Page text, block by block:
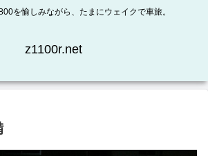
を愉しみながら、たまにウェイクで車旅。
z1100r.net